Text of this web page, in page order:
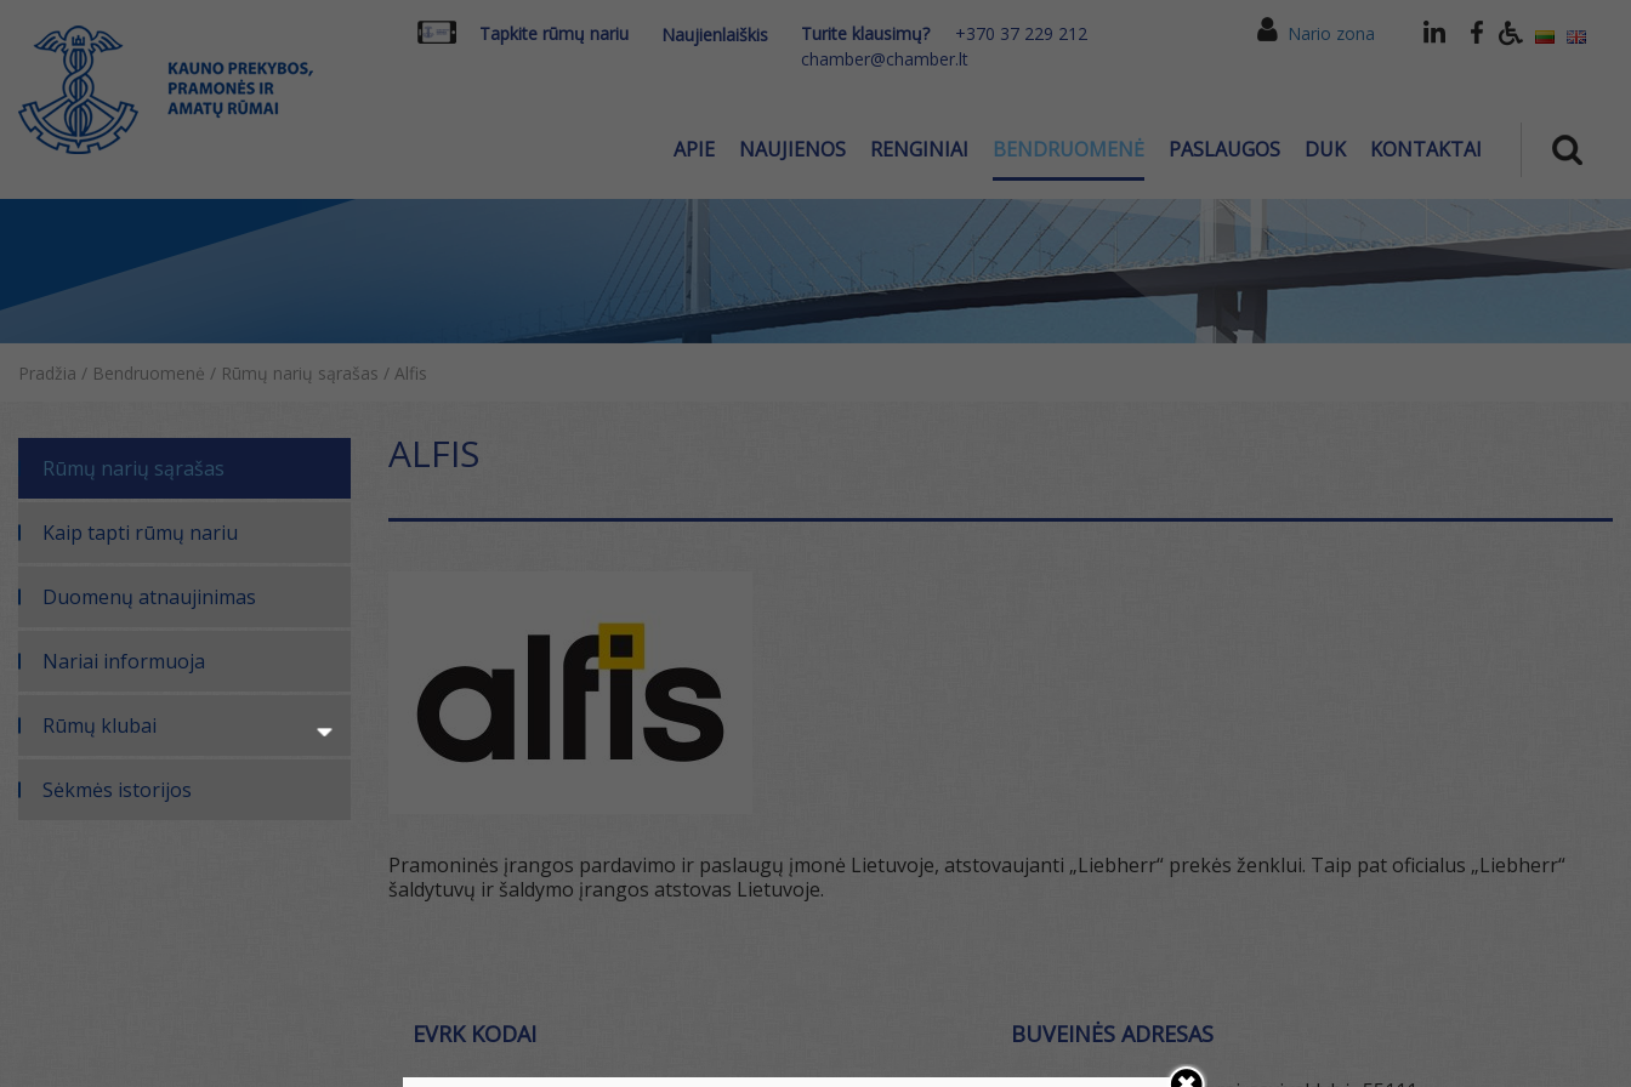
Tapkite rūmų nariu Naujienlaiškis Turite klausimų?
+370 37 229 212
chamber@chamber.lt
Nario zona
APIE NAUJIENOS RENGINIAI BENDRUOMENĖ PASLAUGOS DUK KONTAKTAI
Pradžia / Bendruomenė / Rūmų narių sąrašas / Alfis
Rūmų narių sąrašas
Kaip tapti rūmų nariu
Duomenų atnaujinimas
Nariai informuoja
Rūmų klubai
Sėkmės istorijos
ALFIS
Pramoninės įrangos pardavimo ir paslaugų įmonė Lietuvoje, atstovaujanti „Liebherr“ prekės ženklui. Taip pat oficialus „Liebherr“
šaldytuvų ir šaldymo įrangos atstovas Lietuvoje.
EVRK KODAI BUVEINĖS ADRESAS